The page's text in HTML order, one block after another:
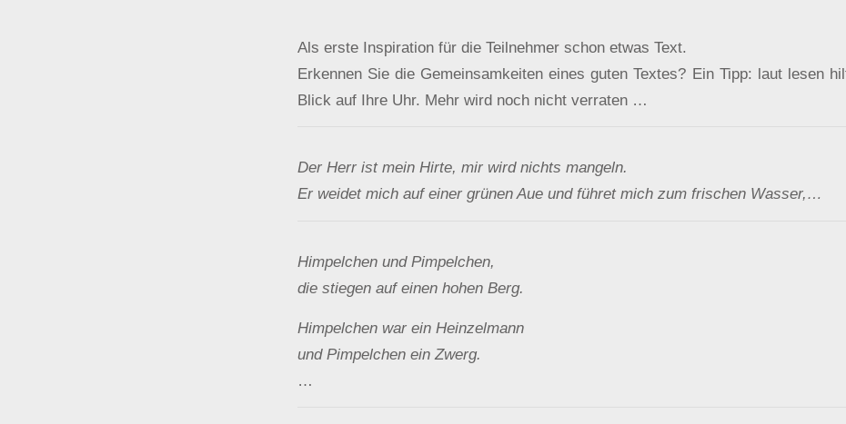
Als erste Inspiration für die Teilnehmer schon etwas Text.
Erkennen Sie die Gemeinsamkeiten eines guten Textes? Ein Tipp: laut lesen
Blick auf Ihre Uhr. Mehr wird noch nicht verraten …
Der Herr ist mein Hirte, mir wird nichts mangeln.
Er weidet mich auf einer grünen Aue und führet mich zum frischen Wasser,…
Himpelchen und Pimpelchen,
die stiegen auf einen hohen Berg.
Himpelchen war ein Heinzelmann
und Pimpelchen ein Zwerg.
…